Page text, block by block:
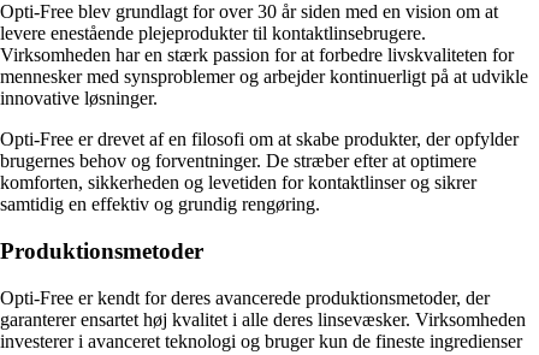
Opti-Free blev grundlagt for over 30 år siden med en vision om at
levere enestående plejeprodukter til kontaktlinsebrugere.
Virksomheden har en stærk passion for at forbedre livskvaliteten for
mennesker med synsproblemer og arbejder kontinuerligt på at udvikle
innovative løsninger.
Opti-Free er drevet af en filosofi om at skabe produkter, der opfylder
brugernes behov og forventninger. De stræber efter at optimere
komforten, sikkerheden og levetiden for kontaktlinser og sikrer
samtidig en effektiv og grundig rengøring.
Produktionsmetoder
Opti-Free er kendt for deres avancerede produktionsmetoder, der
garanterer ensartet høj kvalitet i alle deres linsevæsker. Virksomheden
investerer i avanceret teknologi og bruger kun de fineste ingredienser